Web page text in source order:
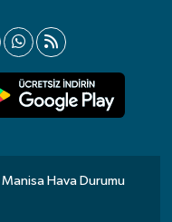
Manisa Hava Durumu